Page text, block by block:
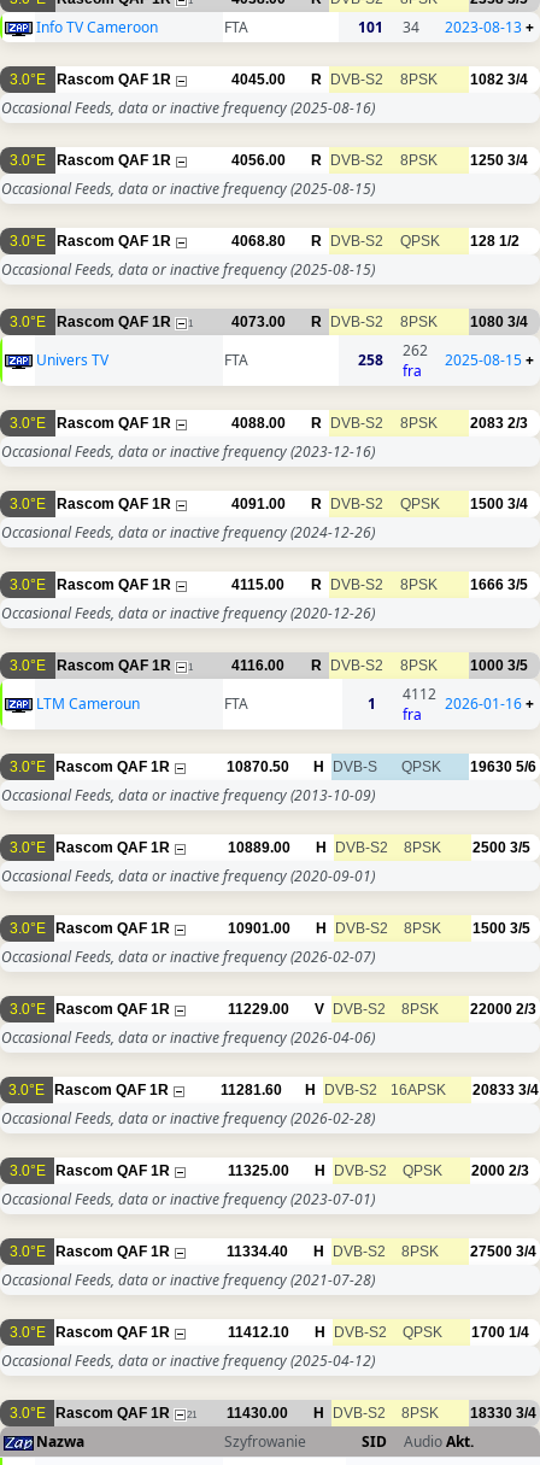
Info TV Cameroon FTA 101 34 2023-08-13+
3.0°E Rascom QAF 1R 4045.00 R DVB-S2 8PSK 1082 3/4
Occasional Feeds, data or inactive frequency(2025-08-16)
3.0°E Rascom QAF 1R 4056.00 R DVB-S2 8PSK 1250 3/4
Occasional Feeds, data or inactive frequency(2025-08-15)
3.0°E Rascom QAF 1R 4068.80 R DVB-S2 QPSK 128 1/2
Occasional Feeds, data or inactive frequency(2025-08-15)
3.0°E Rascom QAF 1R 1 4073.00 R DVB-S2 8PSK 1080 3/4
Univers TV FTA 258
262
fra
2025-08-15+
3.0°E Rascom QAF 1R 4088.00 R DVB-S2 8PSK 2083 2/3
Occasional Feeds, data or inactive frequency(2023-12-16)
3.0°E Rascom QAF 1R 4091.00 R DVB-S2 QPSK 1500 3/4
Occasional Feeds, data or inactive frequency(2024-12-26)
3.0°E Rascom QAF 1R 4115.00 R DVB-S2 8PSK 1666 3/5
Occasional Feeds, data or inactive frequency(2020-12-26)
3.0°E Rascom QAF 1R 1 4116.00 R DVB-S2 8PSK 1000 3/5
LTM Cameroun FTA 1
4112
fra
2026-01-16+
3.0°E Rascom QAF 1R 10870.50 H DVB-S QPSK 19630 5/6
Occasional Feeds, data or inactive frequency(2013-10-09)
3.0°E Rascom QAF 1R 10889.00 H DVB-S2 8PSK 2500 3/5
Occasional Feeds, data or inactive frequency(2020-09-01)
3.0°E Rascom QAF 1R 10901.00 H DVB-S2 8PSK 1500 3/5
Occasional Feeds, data or inactive frequency(2026-02-07)
3.0°E Rascom QAF 1R 11229.00 V DVB-S2 8PSK 22000 2/3
Occasional Feeds, data or inactive frequency(2026-04-06)
3.0°E Rascom QAF 1R 11281.60 H DVB-S2 16APSK 20833 3/4
Occasional Feeds, data or inactive frequency(2026-02-28)
3.0°E Rascom QAF 1R 11325.00 H DVB-S2 QPSK 2000 2/3
Occasional Feeds, data or inactive frequency(2023-07-01)
3.0°E Rascom QAF 1R 11334.40 H DVB-S2 8PSK 27500 3/4
Occasional Feeds, data or inactive frequency(2021-07-28)
3.0°E Rascom QAF 1R 11412.10 H DVB-S2 QPSK 1700 1/4
Occasional Feeds, data or inactive frequency(2025-04-12)
3.0°E Rascom QAF 1R 21 11430.00 H DVB-S2 8PSK 18330 3/4
Nazwa Szyfrowanie SID AudioAkt.